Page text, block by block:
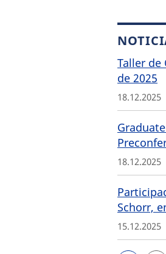
Taller de
de 2025
18.12.2025
18.12.2025
Schorr,
15.12.2025